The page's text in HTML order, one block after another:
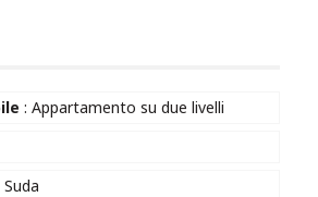
: Appartamento su due livelli